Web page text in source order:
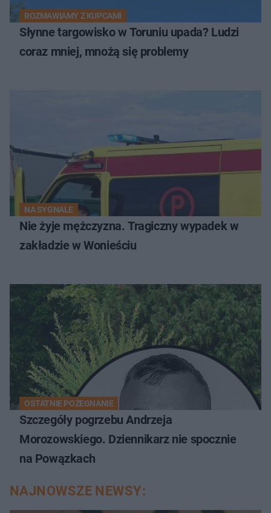
ROZMAWIAMY Z KUPCAMI
Słynne targowisko w Toruniu upada? Ludzi
coraz mniej, mnożą się problemy
NA SYGNALE
Nie żyje mężczyzna. Tragiczny wypadek w
zakładzie w Wonieściu
OSTATNIE POŻEGNANIE
Szczegóły pogrzebu Andrzeja
Morozowskiego. Dziennikarz nie spocznie
na Powązkach
NAJNOWSZE NEWSY: